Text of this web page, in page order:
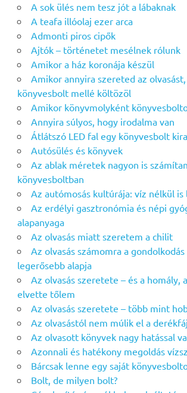
A sok ülés nem tesz jót a lábaknak
A teafa illóolaj ezer arca
Admonti piros cipők
Ajtók – történetet mesélnek rólunk
Amikor a ház koronája készül
Amikor annyira szereted az
könyvesbolt mellé költözöl
Amikor könyvmolyként
Annyira súlyos, hogy irodalma van
Átlátszó LED fal egy könyvesbolt
Autósülés és könyvek
Az ablak méretek nagyon is
könyvesboltban
Az autómosás kultúrája: víz nélkül is
Az erdélyi gasztronómia és népi
alapanyaga
Az olvasás miatt szeretem a chilit
Az olvasás számomra a
legerősebb alapja
Az olvasás szeretete – és a homály,
elvette tőlem
Az olvasás szeretete – több mint
Az olvasástól nem múlik el a
Az olvasott könyvek nagy hatással
Azonnali és hatékony megoldás
Bárcsak lenne egy saját
Bolt, de milyen bolt?